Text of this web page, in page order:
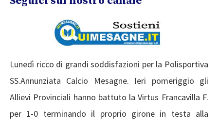
Lunedì ricco di grandi soddisfazioni per la Polisportiva
SS.Annunziata Calcio Mesagne. Ieri pomeriggio gli
Allievi Provinciali hanno battuto la Virtus Francavilla F.
per 1-0 terminando il proprio girone in testa alla